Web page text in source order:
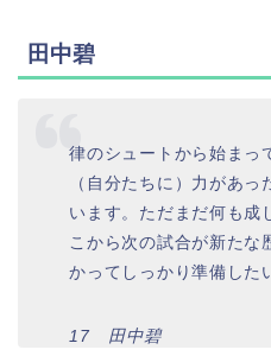
田中碧
律のシュートから始まっ
（自分たちに）力があ
います。ただまだ何も成
こから次の試合が新たな
かってしっかり準備した
17 田中碧